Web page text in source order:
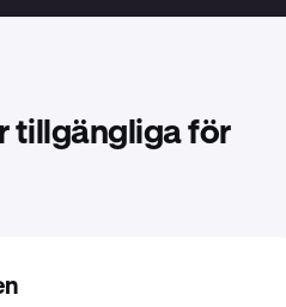
tillgängliga för